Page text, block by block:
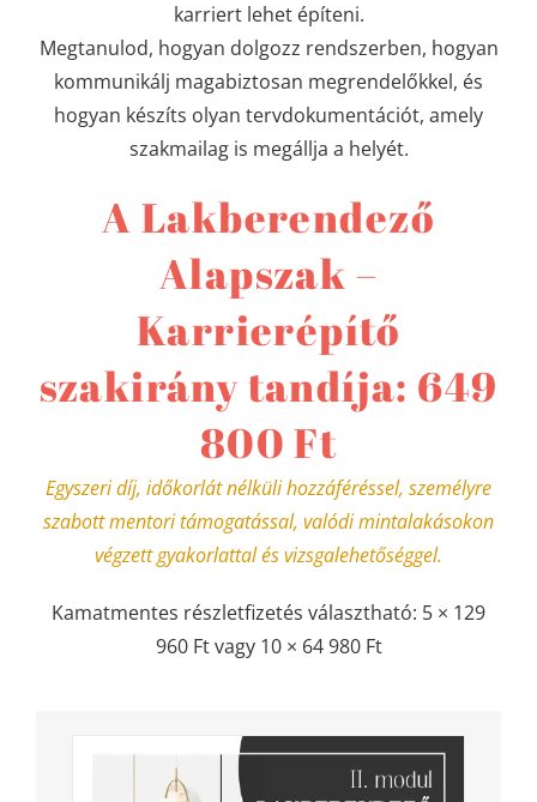
karriert lehet építeni.
Megtanulod, hogyan dolgozz rendszerben, hogyan
kommunikálj magabiztosan megrendelőkkel, és
hogyan készíts olyan tervdokumentációt, amely
szakmailag is megállja a helyét.
A Lakberendező
Alapszak –
Karrierépítő
szakirány tandíja: 649
800 Ft
Egyszeri díj, időkorlát nélküli hozzáféréssel, személyre
szabott mentori támogatással, valódi mintalakásokon
végzett gyakorlattal és vizsgalehetőséggel.
Kamatmentes részletfizetés választható: 5 × 129
960 Ft vagy 10 × 64 980 Ft